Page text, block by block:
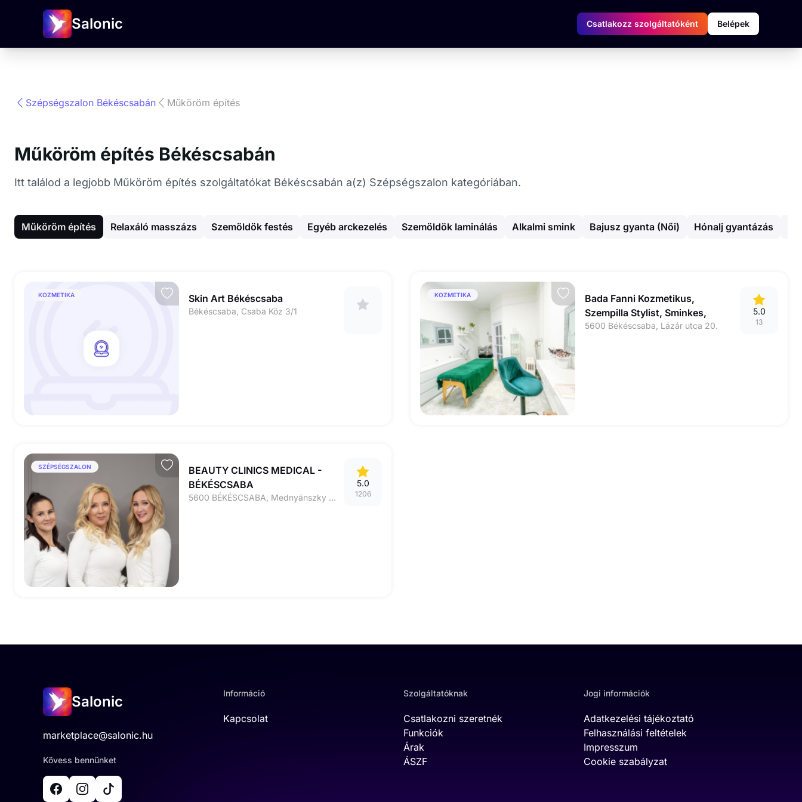
Salonic Csatlakozz szolgáltatóként Belépek
Szépségszalon Békéscsabán Műköröm építés
Műköröm építés Békéscsabán
Itt találod a legjobb Műköröm építés szolgáltatókat Békéscsabán a(z) Szépségszalon kategóriában.
Műköröm építés Relaxáló masszázs Szemöldök festés Egyéb arckezelés Szemöldök laminálás Alkalmi smink Bajusz gyanta (Női) Hónalj gyantázás
KOZMETIKA Skin Art Békéscsaba
Békéscsaba, Csaba Köz 3/1
KOZMETIKA
Bada Fanni Kozmetikus,
Szempilla Stylist, Sminkes,
Sminktetováló
5600 Békéscsaba, Lázár utca 20.
5.0
13
SZÉPSÉGSZALON
BEAUTY CLINICS MEDICAL -
BÉKÉSCSABA
5600 BÉKÉSCSABA, Mednyánszky utca 12.
5.0
1206
Salonic
marketplace@salonic.hu
Kövess bennünket
Információ
Kapcsolat
Szolgáltatóknak
Csatlakozni szeretnék
Funkciók
Árak
ÁSZF
Jogi információk
Adatkezelési tájékoztató
Felhasználási feltételek
Impresszum
Cookie szabályzat